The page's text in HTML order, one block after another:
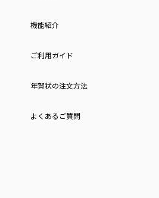
機能紹介
ご利用ガイド
年賀状の注文方法
よくあるご質問